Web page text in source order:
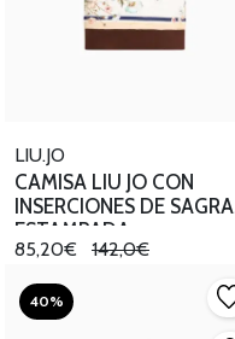
LIU.JO
CAMISA LIU JO CON
INSERCIONES DE SAGRA
ESTAMPADA
85,20€ 142,0€
40%